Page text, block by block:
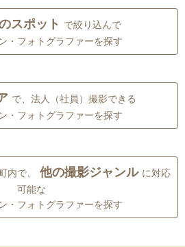
スポット で絞り込んで
・フォトグラファーを探す
で、法人（社員）撮影できる
・フォトグラファーを探す
内で、 他の撮影ジャンル に対応
可能な
・フォトグラファーを探す